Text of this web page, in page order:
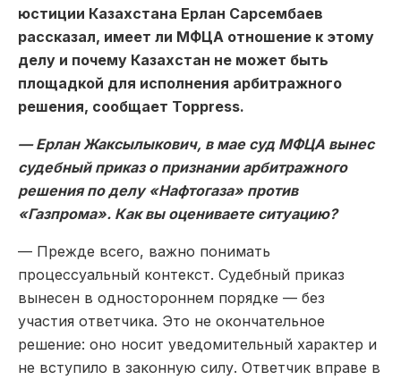
юстиции Казахстана Ерлан Сарсембаев
рассказал, имеет ли МФЦА отношение к этому
делу и почему Казахстан не может быть
площадкой для исполнения арбитражного
решения, сообщает Toppress.
— Ерлан Жаксылыкович, в мае суд МФЦА вынес
судебный приказ о признании арбитражного
решения по делу «Нафтогаза» против
«Газпрома». Как вы оцениваете ситуацию?
— Прежде всего, важно понимать
процессуальный контекст. Судебный приказ
вынесен в одностороннем порядке — без
участия ответчика. Это не окончательное
решение: оно носит уведомительный характер и
не вступило в законную силу. Ответчик вправе в